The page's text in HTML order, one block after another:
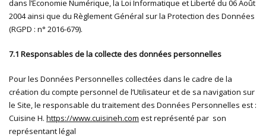
dans l’Economie Numérique, la Loi Informatique et Liberté du 06 Août
2004 ainsi que du Règlement Général sur la Protection des Données
(RGPD : n° 2016-679).
7.1 Responsables de la collecte des données personnelles
Pour les Données Personnelles collectées dans le cadre de la
création du compte personnel de l’Utilisateur et de sa navigation sur
le Site, le responsable du traitement des Données Personnelles est :
Cuisine H. https://www.cuisineh.com est représenté par son
représentant légal